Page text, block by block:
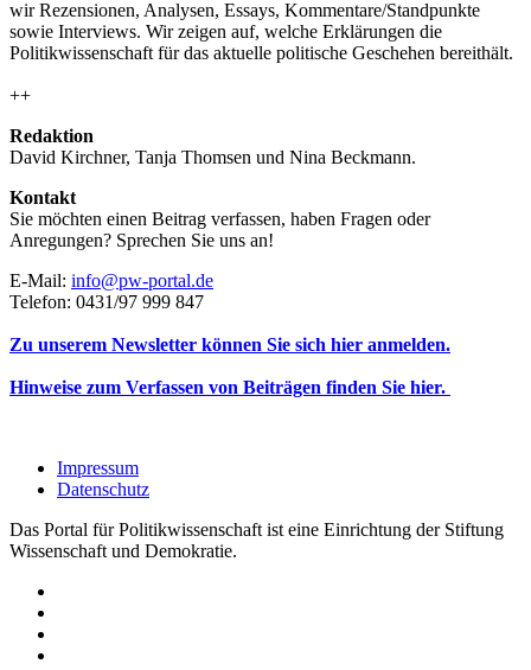
wir Rezensionen, Analysen, Essays, Kommentare/Standpunkte
sowie Interviews. Wir zeigen auf, welche Erklärungen die
Politikwissenschaft für das aktuelle politische Geschehen bereithält.
++
Redaktion
David Kirchner, Tanja Thomsen und Nina Beckmann.
Kontakt
Sie möchten einen Beitrag verfassen, haben Fragen oder
Anregungen? Sprechen Sie uns an!
E-Mail: info@pw-portal.de
Telefon: 0431/97 999 847
Zu unserem Newsletter können Sie sich hier anmelden.
Hinweise zum Verfassen von Beiträgen finden Sie hier.
Impressum
Datenschutz
Das Portal für Politikwissenschaft ist eine Einrichtung der Stiftung
Wissenschaft und Demokratie.